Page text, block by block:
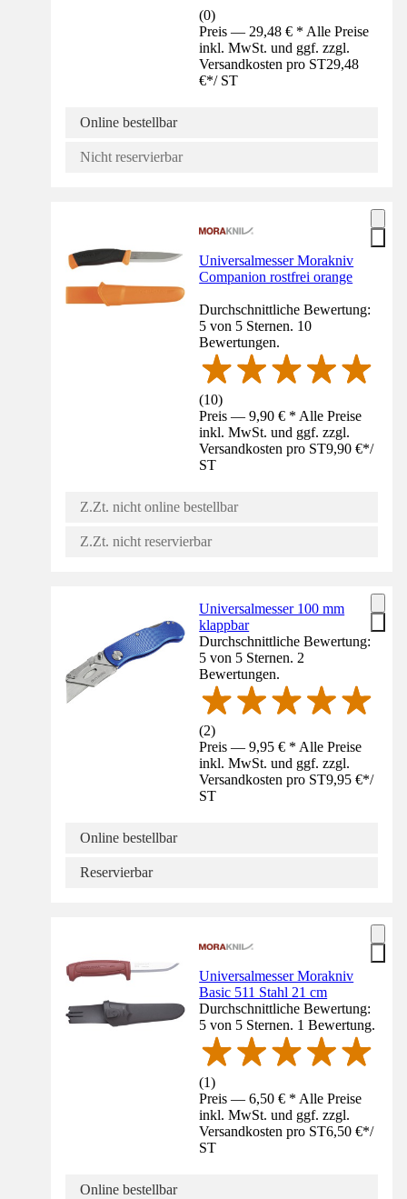
(0)
Preis — 29,48 € * Alle Preise
inkl. MwSt. und ggf. zzgl.
Versandkosten pro ST29,48
€*/ ST
Online bestellbar
Nicht reservierbar
Universalmesser Morakniv
Companion rostfrei orange
Durchschnittliche Bewertung:
5 von 5 Sternen. 10
Bewertungen.
(10)
Preis — 9,90 € * Alle Preise
inkl. MwSt. und ggf. zzgl.
Versandkosten pro ST9,90 €*/
ST
Z.Zt. nicht online bestellbar
Z.Zt. nicht reservierbar
Universalmesser 100 mm
klappbar
Durchschnittliche Bewertung:
5 von 5 Sternen. 2
Bewertungen.
(2)
Preis — 9,95 € * Alle Preise
inkl. MwSt. und ggf. zzgl.
Versandkosten pro ST9,95 €*/
ST
Online bestellbar
Reservierbar
Universalmesser Morakniv
Basic 511 Stahl 21 cm
Durchschnittliche Bewertung:
5 von 5 Sternen. 1 Bewertung.
(1)
Preis — 6,50 € * Alle Preise
inkl. MwSt. und ggf. zzgl.
Versandkosten pro ST6,50 €*/
ST
Online bestellbar